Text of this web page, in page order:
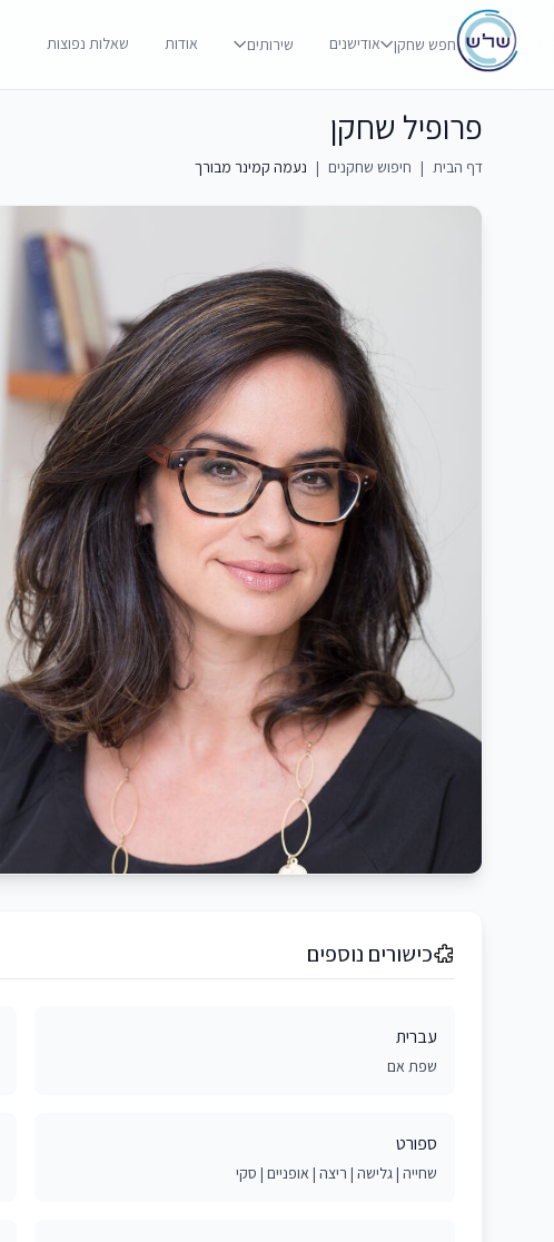
חפש שחקן אודישנים שירותים אודות שאלות נפוצות
פרופיל שחקן
דף הבית | חיפוש שחקנים | נעמה קמינר מבורך
כישורים נוספים
עברית
שפת אם
ספורט
שחייה | גלישה | ריצה | אופניים | סקי